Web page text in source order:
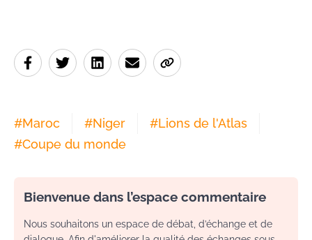
#Maroc #Niger #Lions de l'Atlas
#Coupe du monde
Bienvenue dans l’espace commentaire
Nous souhaitons un espace de débat, d’échange et de